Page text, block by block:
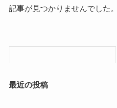
記事が見つかりませんでした。
最近の投稿